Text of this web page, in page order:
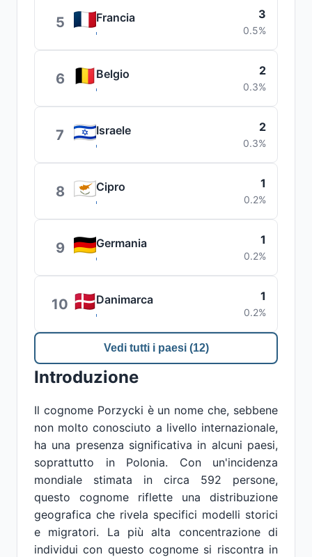
5 Francia 3
0.5%
6 Belgio 2
0.3%
7 Israele 2
0.3%
8 Cipro 1
0.2%
9 Germania 1
0.2%
10 Danimarca 1
0.2%
Vedi tutti i paesi (12)
Introduzione
Il cognome Porzycki è un nome che, sebbene
non molto conosciuto a livello internazionale,
ha una presenza significativa in alcuni paesi,
soprattutto in Polonia. Con un'incidenza
mondiale stimata in circa 592 persone,
questo cognome riflette una distribuzione
geografica che rivela specifici modelli storici
e migratori. La più alta concentrazione di
individui con questo cognome si riscontra in